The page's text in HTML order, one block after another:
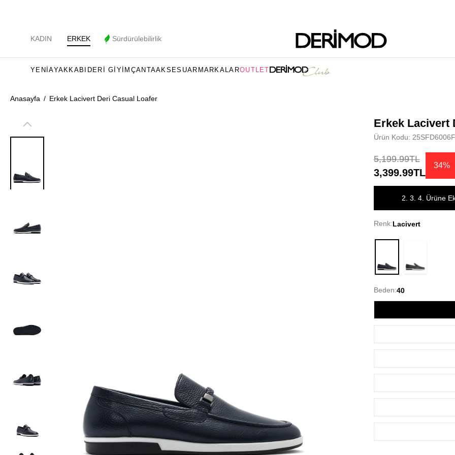
KADIN ERKEK Sürdürülebilirlik
YENIAYAKKABI DERI GIYIM ÇANTAAKSESUAR MARKALAROUTLET
Anasayfa / Erkek Lacivert Deri Casual Loafer
Erkek Lacivert
Ürün Kodu:
5,199.99TL
3,399.99TL
34%
2. 3. 4. Ürüne
Renk:Lacivert
Lacivert
Beden:40